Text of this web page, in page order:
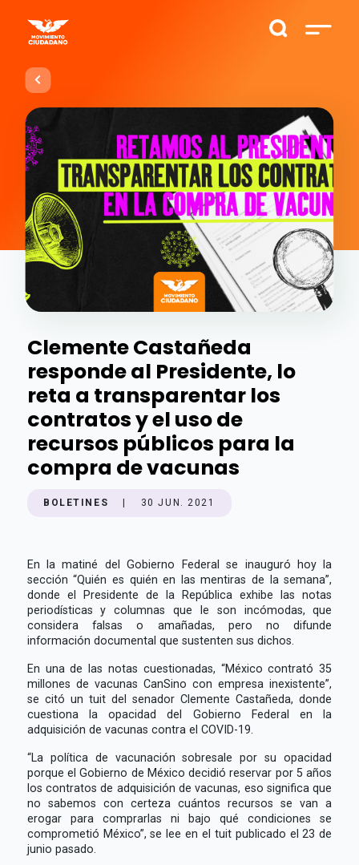
Clemente Castañeda
responde al Presidente, lo
reta a transparentar los
contratos y el uso de
recursos públicos para la
compra de vacunas
BOLETINES 30 JUN. 2021
En la matiné del Gobierno Federal se inauguró hoy la
sección “Quién es quién en las mentiras de la semana”,
donde el Presidente de la República exhibe las notas
periodísticas y columnas que le son incómodas, que
considera falsas o amañadas, pero no difunde
información documental que sustenten sus dichos.
En una de las notas cuestionadas, “México contrató 35
millones de vacunas CanSino con empresa inexistente”,
se citó un tuit del senador Clemente Castañeda, donde
cuestiona la opacidad del Gobierno Federal en la
adquisición de vacunas contra el COVID-19.
“La política de vacunación sobresale por su opacidad
porque el Gobierno de México decidió reservar por 5 años
los contratos de adquisición de vacunas, eso significa que
no sabemos con certeza cuántos recursos se van a
erogar para comprarlas ni bajo qué condiciones se
comprometió México”, se lee en el tuit publicado el 23 de
junio pasado.